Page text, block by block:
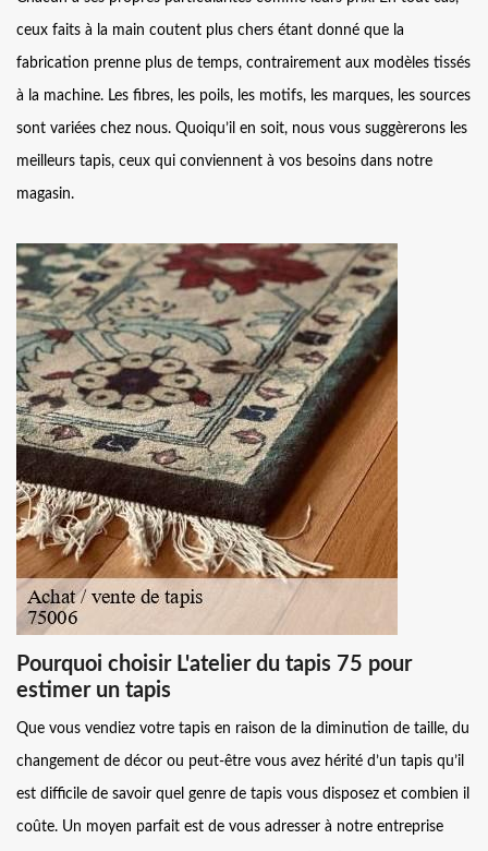
ceux faits à la main coutent plus chers étant donné que la
fabrication prenne plus de temps, contrairement aux modèles tissés
à la machine. Les fibres, les poils, les motifs, les marques, les sources
sont variées chez nous. Quoiqu’il en soit, nous vous suggèrerons les
meilleurs tapis, ceux qui conviennent à vos besoins dans notre
magasin.
Pourquoi choisir L'atelier du tapis 75 pour
estimer un tapis
Que vous vendiez votre tapis en raison de la diminution de taille, du
changement de décor ou peut-être vous avez hérité d’un tapis qu’il
est difficile de savoir quel genre de tapis vous disposez et combien il
coûte. Un moyen parfait est de vous adresser à notre entreprise